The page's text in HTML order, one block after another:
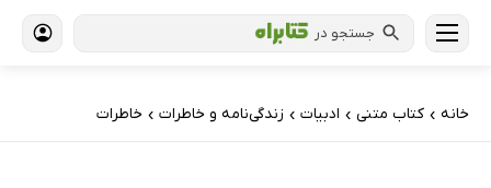
جستجو در
خانه › کتاب‌ متنی › ادبیات › زندگی‌نامه و خاطرات › خاطرات